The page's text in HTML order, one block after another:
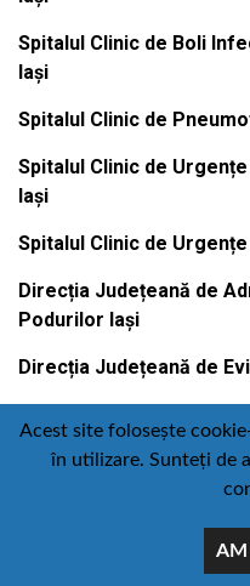
Spitalul Clinic de Boli
Iași
Spitalul Clinic de
Spitalul Clinic de
Iași
Spitalul Clinic de
Direcția Județeană de
Podurilor Iași
Direcția Județeană de
Contact
Acest site folosește
în utilizare. Sunteți de
AM